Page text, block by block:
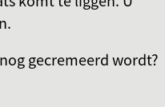
gecremeerd wordt?